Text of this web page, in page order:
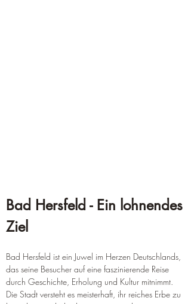
Bad Hersfeld - Ein lohnendes
Ziel
Bad Hersfeld ist ein Juwel im Herzen Deutschlands,
das seine Besucher auf eine faszinierende Reise
durch Geschichte, Erholung und Kultur mitnimmt.
Die Stadt versteht es meisterhaft, ihr reiches Erbe zu